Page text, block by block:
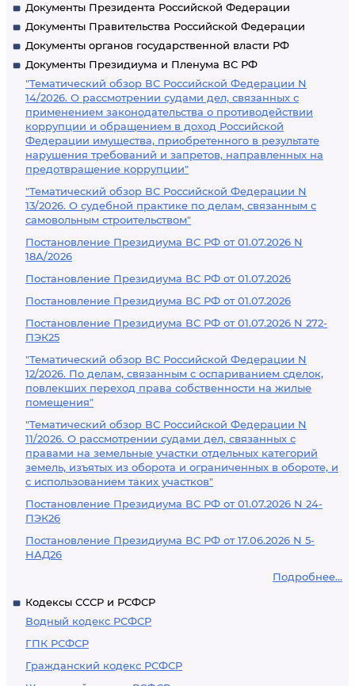
Документы Президента Российской Федерации
Документы Правительства Российской Федерации
Документы органов государственной власти РФ
Документы Президиума и Пленума ВС РФ
"Тематический обзор ВС Российской Федерации N
14/2026. О рассмотрении судами дел, связанных с
применением законодательства о противодействии
коррупции и обращением в доход Российской
Федерации имущества, приобретенного в результате
нарушения требований и запретов, направленных на
предотвращение коррупции"
"Тематический обзор ВС Российской Федерации N
13/2026. О судебной практике по делам, связанным с
самовольным строительством"
Постановление Президиума ВС РФ от 01.07.2026 N
18А/2026
Постановление Президиума ВС РФ от 01.07.2026
Постановление Президиума ВС РФ от 01.07.2026
Постановление Президиума ВС РФ от 01.07.2026 N 272-
ПЭК25
"Тематический обзор ВС Российской Федерации N
12/2026. По делам, связанным с оспариванием сделок,
повлекших переход права собственности на жилые
помещения"
"Тематический обзор ВС Российской Федерации N
11/2026. О рассмотрении судами дел, связанных с
правами на земельные участки отдельных категорий
земель, изъятых из оборота и ограниченных в обороте, и
с использованием таких участков"
Постановление Президиума ВС РФ от 01.07.2026 N 24-
ПЭК26
Постановление Президиума ВС РФ от 17.06.2026 N 5-
НАД26
Подробнее...
Кодексы СССР и РСФСР
Водный кодекс РСФСР
ГПК РСФСР
Гражданский кодекс РСФСР